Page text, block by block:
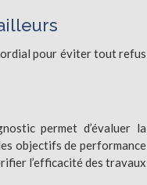
pour éviter tout refus
permet d’évaluer la
objectifs de performance
l’efficacité des travaux